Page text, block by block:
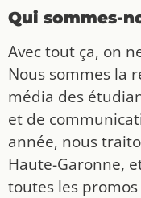
Qui sommes-
Avec tout ça, on
Nous sommes la
média des
et de
année, nous
Haute-Garonne,
toutes les